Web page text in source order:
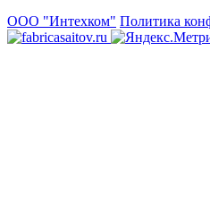
ООО "Интехком" Политика